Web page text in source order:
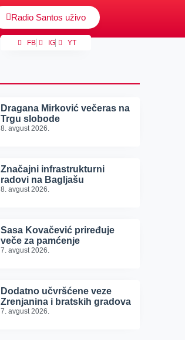
Radio Santos uživo
FB IG YT
Dragana Mirković večeras na
Trgu slobode
8. avgust 2026.
Značajni infrastrukturni
radovi na Bagljašu
8. avgust 2026.
Sasa Kovačević priređuje
veče za pamćenje
7. avgust 2026.
Dodatno učvršćene veze
Zrenjanina i bratskih gradova
7. avgust 2026.